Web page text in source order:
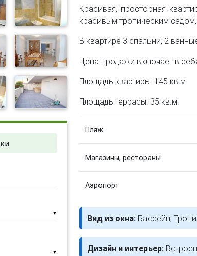
▼
▼
Красивая, просторная
красивым тропическим
В квартире 3 спальни, 2
Цена продажи включает в
Площадь квартиры: 145 кв.м.
Площадь террасы: 35 кв.м.
Пляж
Магазины, рестораны
Аэропорт
Вид из окна: Бассейн;
Дизайн и интерьер: